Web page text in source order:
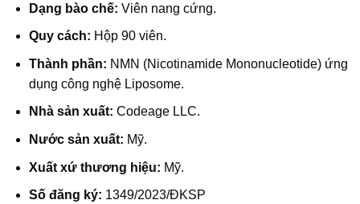
Dạng bào chế: Viên nang cứng.
Quy cách: Hộp 90 viên.
Thành phần: NMN (Nicotinamide Mononucleotide) ứng
dụng công nghệ Liposome.
Nhà sản xuất: Codeage LLC.
Nước sản xuất: Mỹ.
Xuất xứ thương hiệu: Mỹ.
Số đăng ký: 1349/2023/ĐKSP